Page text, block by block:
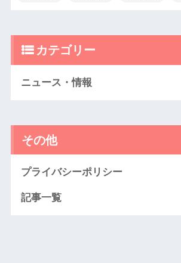
カテゴリー
ニュース・情報
その他
プライバシーポリシー
記事一覧